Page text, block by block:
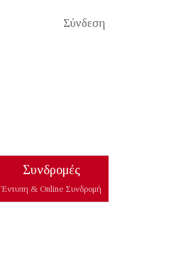
Σύνδεση
Συνδρομές
Έντυπη & Online Συνδρομή